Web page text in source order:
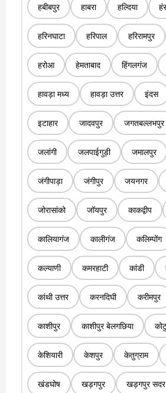
हबीबपुर हाबरा हल्दिया
हरिनघाटा हरिपाल हरिरामपुर
हरोआ हेमताबाद हिंगलगंज
हावड़ा मध्य हावड़ा उत्तर इंदस
इटाहार जादवपुर जगतबल्लभपुर
जलांगी जलपाईगुड़ी जमालपुर
जंगीपाड़ा जंगीपुर जयनगर
जोरासांको जॉयपुर काकद्वीप
कालियागंज कालीगंज कलिम्पोंग
कल्याणी कमरहाटी कांडी
कांथी उत्तर करनदिघी करीमपुर
काशीपुर काशीपुर बेलगछिया
केशियारी केशपुर केतुग्राम
खंडघोष खड़गपुर खड़गपुर सदर